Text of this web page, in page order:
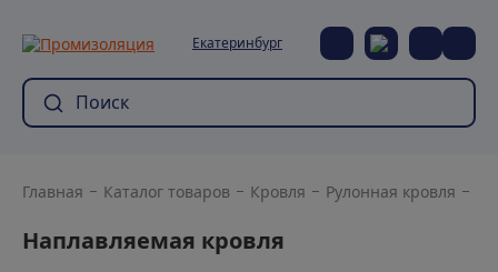
Екатеринбург
Главная Каталог товаров Кровля Рулонная кровля
Наплавляемая кровля